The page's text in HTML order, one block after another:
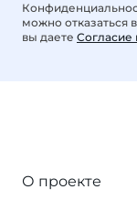
можно отказаться
вы даете Согласие
О проекте